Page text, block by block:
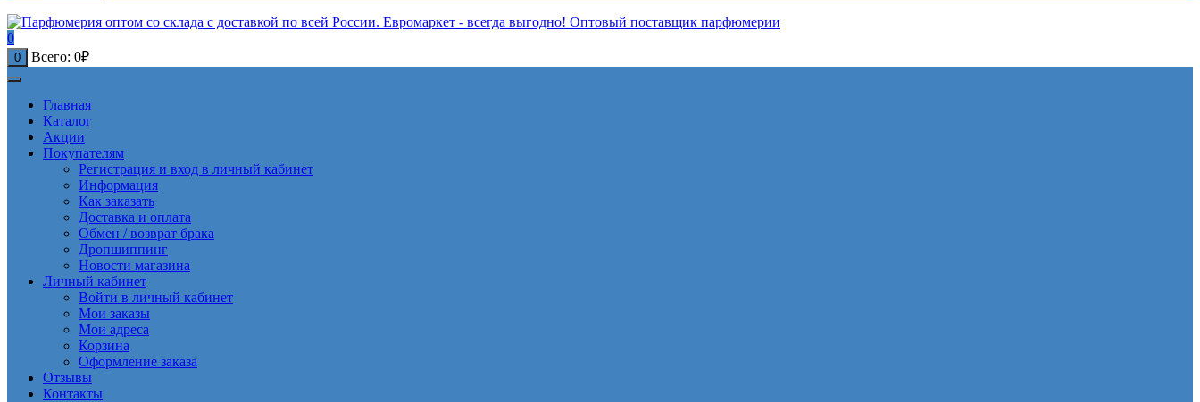
0
0 Всего: 0₽
Главная
Каталог
Акции
Покупателям
Регистрация и вход в личный кабинет
Информация
Как заказать
Доставка и оплата
Обмен / возврат брака
Дропшиппинг
Новости магазина
Личный кабинет
Войти в личный кабинет
Мои заказы
Мои адреса
Корзина
Оформление заказа
Отзывы
Контакты